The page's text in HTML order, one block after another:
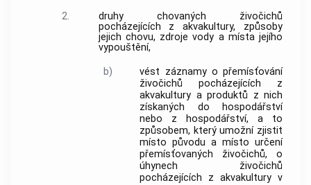
2.
druhy chovaných živočichů
pocházejících z akvakultury, způsoby
jejich chovu, zdroje vody a místa jejího
vypouštění,
b)
vést záznamy o přemísťování
živočichů pocházejících z
akvakultury a produktů z nich
získaných do hospodářství
nebo z hospodářství, a to
způsobem, který umožní zjistit
místo původu a místo určení
přemísťovaných živočichů, o
úhynech živočichů
pocházejících z akvakultury v